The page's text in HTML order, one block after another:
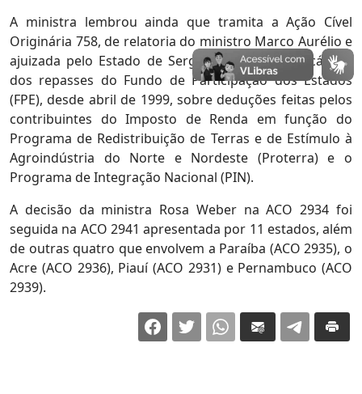
A ministra lembrou ainda que tramita a Ação Cível
Originária 758, de relatoria do ministro Marco Aurélio e
ajuizada pelo Estado de Sergipe, solicitando recálculo
dos repasses do Fundo de Participação dos Estados
(FPE), desde abril de 1999, sobre deduções feitas pelos
contribuintes do Imposto de Renda em função do
Programa de Redistribuição de Terras e de Estímulo à
Agroindústria do Norte e Nordeste (Proterra) e o
Programa de Integração Nacional (PIN).
A decisão da ministra Rosa Weber na ACO 2934 foi
seguida na ACO 2941 apresentada por 11 estados, além
de outras quatro que envolvem a Paraíba (ACO 2935), o
Acre (ACO 2936), Piauí (ACO 2931) e Pernambuco (ACO
2939).